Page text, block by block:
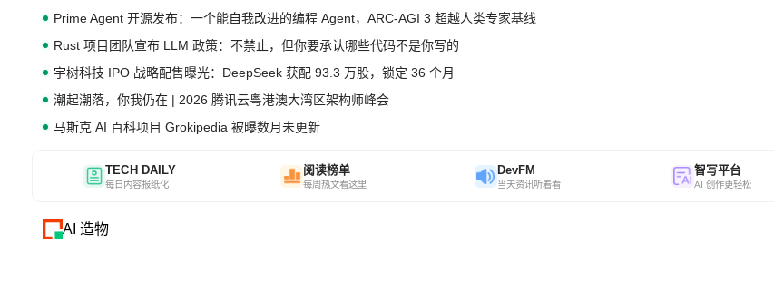
Prime Agent 开源发布：一个能自我改进的编程 Agent，ARC-AGI 3 超越人类专家基线
Rust 项目团队宣布 LLM 政策：不禁止，但你要承认哪些代码不是你写的
宇树科技 IPO 战略配售曝光：DeepSeek 获配 93.3 万股，锁定 36 个月
潮起潮落，你我仍在 | 2026 腾讯云粤港澳大湾区架构师峰会
马斯克 AI 百科项目 Grokipedia 被曝数月未更新
TECH DAILY
每日内容报纸化
阅读榜单
每周热文看这里
DevFM
当天资讯听着看
智写平台
AI 创作更轻松
AI 造物